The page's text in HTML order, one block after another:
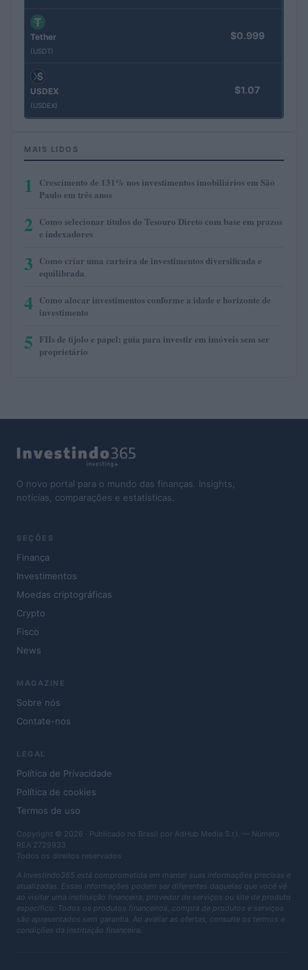
Tether
(USDT)
$0.999
USDEX
(USDEX)
$1.07
MAIS LIDOS
1
Crescimento de 131% nos investimentos imobiliários em São
Paulo em três anos
2 Como selecionar títulos do Tesouro Direto com base em prazos
e indexadores
3 Como criar uma carteira de investimentos diversificada e
equilibrada
4 Como alocar investimentos conforme a idade e horizonte de
investimento
5 FIIs de tijolo e papel: guia para investir em imóveis sem ser
proprietário
O novo portal para o mundo das finanças. Insights,
notícias, comparações e estatísticas.
SEÇÕES
Finança
Investimentos
Moedas criptográficas
Crypto
Fisco
News
MAGAZINE
Sobre nós
Contate-nos
LEGAL
Política de Privacidade
Política de cookies
Termos de uso
Copyright © 2026 · Publicado no Brasil por AdHub Media S.r.l. — Número
REA 2729933
Todos os direitos reservados
A Investindo365 está comprometida em manter suas informações precisas e
atualizadas. Essas informações podem ser diferentes daquelas que você vê
ao visitar uma instituição financeira, provedor de serviços ou site de produto
específico. Todos os produtos financeiros, compra de produtos e serviços
são apresentados sem garantia. Ao avaliar as ofertas, consulte os termos e
condições da instituição financeira.